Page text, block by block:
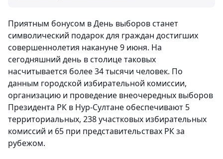
Приятным бонусом в День выборов станет
символический подарок для граждан достигших
совершеннолетия накануне 9 июня. На
сегодняшний день в столице таковых
насчитывается более 34 тысячи человек. По
данным городской избирательной комиссии,
организацию и проведение внеочередных выборов
Президента РК в Нур-Султане обеспечивают 5
территориальных, 238 участковых избирательных
комиссий и 65 при представительствах РК за
рубежом.